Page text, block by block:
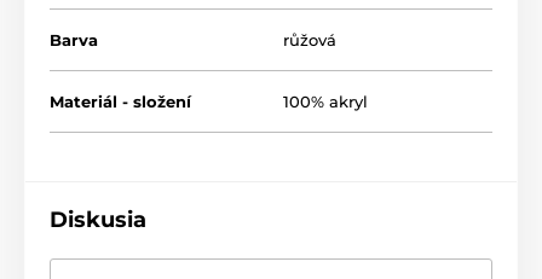
Barva růžová
Materiál - složení 100% akryl
Diskusia